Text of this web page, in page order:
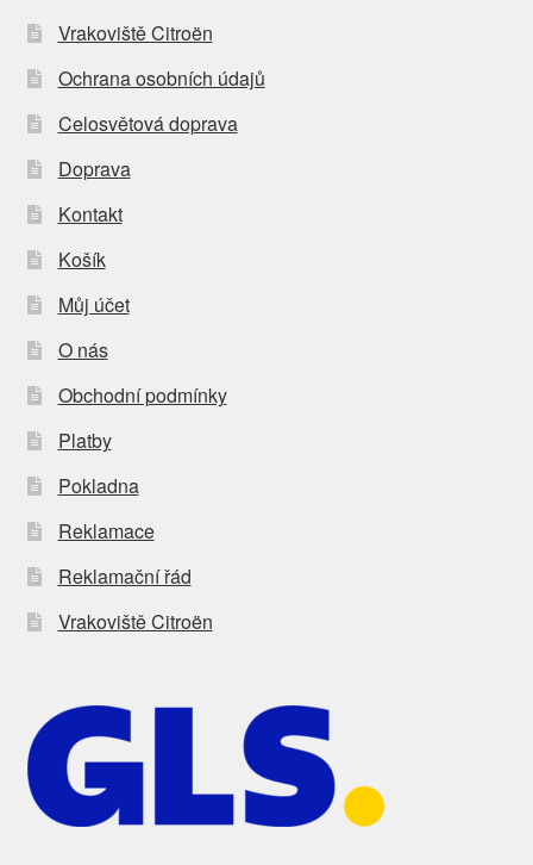
Vrakoviště Citroën
Ochrana osobních údajů
Celosvětová doprava
Doprava
Kontakt
Košík
Můj účet
O nás
Obchodní podmínky
Platby
Pokladna
Reklamace
Reklamační řád
Vrakoviště Citroën